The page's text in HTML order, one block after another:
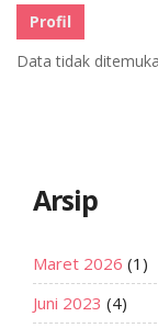
Profil
Data tidak
Arsip
Maret 2026 (1)
Juni 2023 (4)